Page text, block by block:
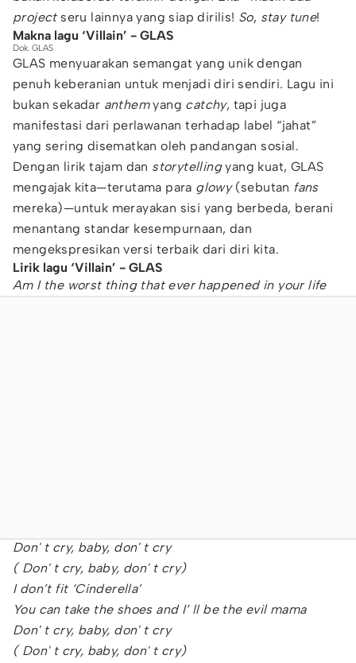
project seru lainnya yang siap dirilis! So, stay tune!
Makna lagu ‘Villain’ - GLAS
Dok. GLAS
GLAS menyuarakan semangat yang unik dengan
penuh keberanian untuk menjadi diri sendiri. Lagu ini
bukan sekadar anthemyang catchy, tapi juga
manifestasi dari perlawanan terhadap label “jahat”
yang sering disematkan oleh pandangan sosial.
Dengan lirik tajam dan storytellingyang kuat, GLAS
mengajak kita—terutama para glowy (sebutan fans
mereka)—untuk merayakan sisi yang berbeda, berani
menantang standar kesempurnaan, dan
mengekspresikan versi terbaik dari diri kita.
Lirik lagu ‘Villain’ - GLAS
Am I the worst thing that ever happened in your life
Don' t cry, baby, don' t cry
( Don' t cry, baby, don' t cry)
I don’t fit ‘Cinderella’
You can take the shoes and I’ ll be the evil mama
Don' t cry, baby, don' t cry
( Don' t cry, baby, don' t cry)